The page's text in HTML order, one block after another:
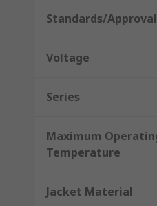
Standards/
Voltage
Series
Maximum
Temperature
Jacket Material